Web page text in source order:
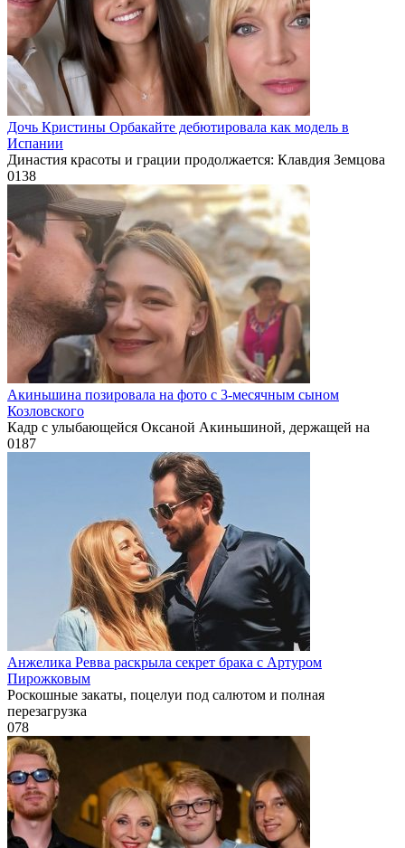
Дочь Кристины Орбакайте дебютировала как модель в
Испании
Династия красоты и грации продолжается: Клавдия Земцова
0138
Акиньшина позировала на фото с 3-месячным сыном
Козловского
Кадр с улыбающейся Оксаной Акиньшиной, держащей на
0187
Анжелика Ревва раскрыла секрет брака с Артуром
Пирожковым
Роскошные закаты, поцелуи под салютом и полная
перезагрузка
078